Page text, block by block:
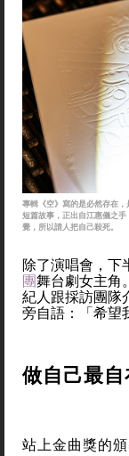
專輯《空》寫的是必然存在
短篇故事，正出自江惠儀之
覺，所以請人把自己殺死。
除了演唱會，下
團舞台劇女主角
紀人跟採訪團隊
旁自語：「希望
做自己最
站上金曲獎的